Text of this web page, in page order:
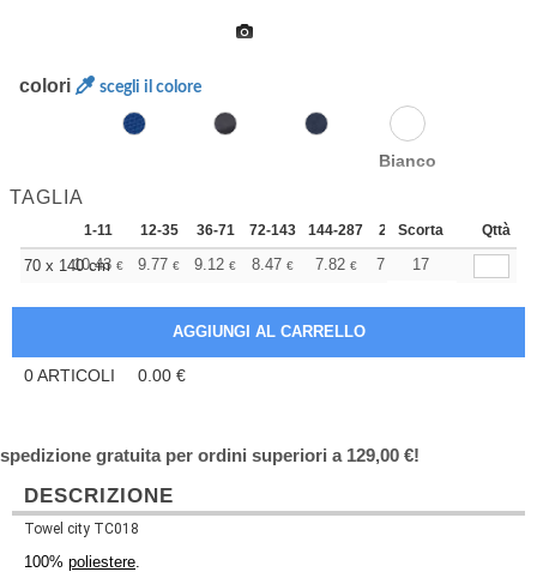
colori scegli il colore
Bianco
TAGLIA
1-11 12-35 36-71 72-143 144-287 288 + Altri
Scorta Qttà
70 x 140 cm
10.43 € 9.77 € 9.12 € 8.47 € 7.82 € 7.49 €17
0ARTICOLI 0.00 €
spedizione gratuita per ordini superiori a 129,00 €!
DESCRIZIONE
Towel city TC018
100% poliestere